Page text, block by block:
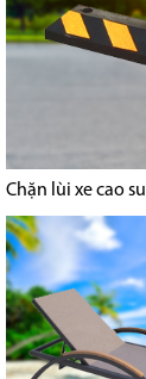
Chặn lùi xe cao su